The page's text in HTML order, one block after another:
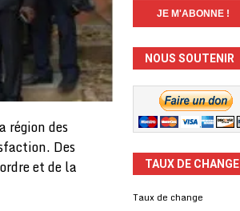
Côte d’Ivoire A LA UNE
région des
Des
et de la
NOUS SOUTENIR
TAUX DE CHANGE
Taux de change